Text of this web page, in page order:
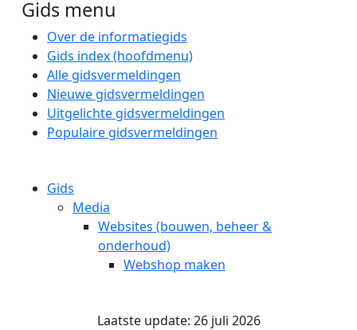
Gids menu
Over de informatiegids
Gids index (hoofdmenu)
Alle gidsvermeldingen
Nieuwe gidsvermeldingen
Uitgelichte gidsvermeldingen
Populaire gidsvermeldingen
Gids
Media
Websites (bouwen, beheer &
onderhoud)
Webshop maken
Laatste update: 26 juli 2026